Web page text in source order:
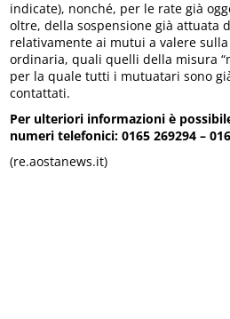
indicate), nonché, per le rate già
oltre, della sospensione già attuata
relativamente ai mutui a valere
ordinaria, quali quelli della misura
per la quale tutti i mutuatari sono
contattati.
Per ulteriori informazioni è
numeri telefonici: 0165 269294 –
(re.aostanews.it)